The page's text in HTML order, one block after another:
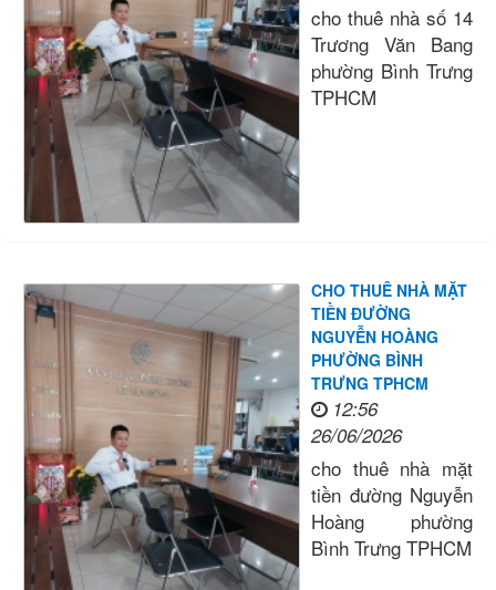
cho thuê nhà số 14
Trương Văn Bang
phường Bình Trưng
TPHCM
CHO THUÊ NHÀ MẶT
TIỀN ĐƯỜNG
NGUYỄN HOÀNG
PHƯỜNG BÌNH
TRƯNG TPHCM
12:56
26/06/2026
cho thuê nhà mặt
tiền đường Nguyễn
Hoàng phường
Bình Trưng TPHCM